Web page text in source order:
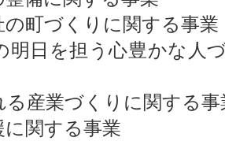
の町づくりに関する事業
明日を担う心豊かな人
る産業づくりに関する事
関する事業